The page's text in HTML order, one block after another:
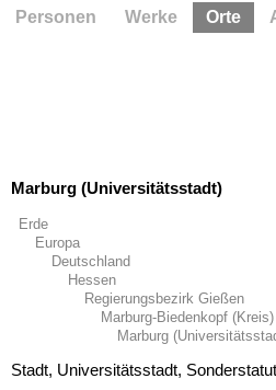
Marburg (Universitätsstadt)
Erde
Europa
Deutschland
Hessen
Regierungsbezirk Gießen
Marburg-Biedenkopf (Kreis)
Marburg
Stadt, Universitätsstadt,
Personen Werke Orte